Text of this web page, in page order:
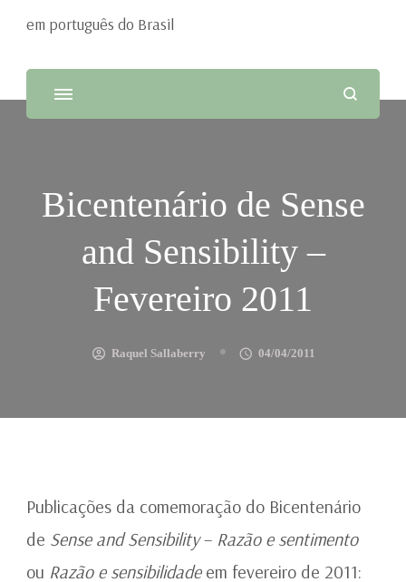
em português do Brasil
Bicentenário de Sense
and Sensibility –
Fevereiro 2011
Raquel Sallaberry 04/04/2011
Publicações da comemoração do Bicentenário
de Sense and Sensibility– Razão e sentimento
ou Razão e sensibilidadeem fevereiro de 2011: